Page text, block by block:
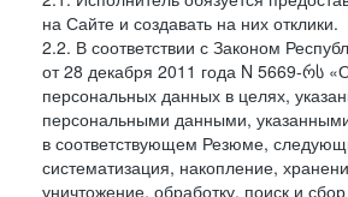
на Сайте и создавать на них отклики.
2.2. В соответствии с Законом
от 28 декабря 2011 года N 5669-რს
персональных данных в целях,
персональными данными,
в соответствующем Резюме,
систематизация, накопление,
уничтожение, обработку, поиск и